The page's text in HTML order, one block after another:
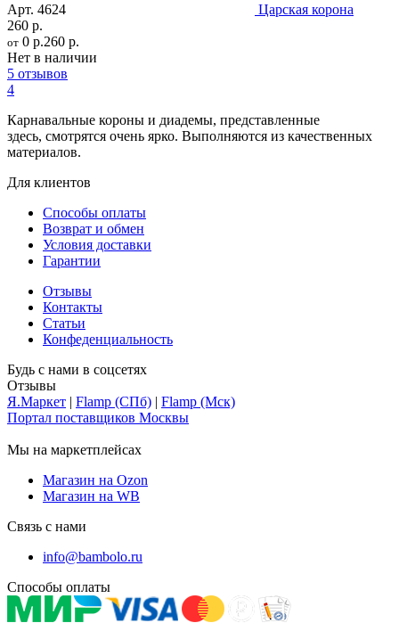
Арт. 4624
Царская корона
260 р.
от 0 р.260 р.
Нет в наличии
5 отзывов
4
Карнавальные короны и диадемы, представленные
здесь, смотрятся очень ярко. Выполняются из качественных
материалов.
Для клиентов
Способы оплаты
Возврат и обмен
Условия доставки
Гарантии
Отзывы
Контакты
Статьи
Конфеденциальность
Будь с нами в соцсетях
Отзывы
Я.Маркет | Flamp (СПб) | Flamp (Мск)
Портал поставщиков Москвы
Мы на маркетплейсах
Магазин на Ozon
Магазин на WB
Связь с нами
info@bambolo.ru
Способы оплаты